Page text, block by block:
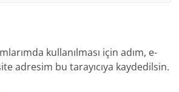
kullanılması için adım, e-
adresim bu tarayıcıya kaydedilsin.